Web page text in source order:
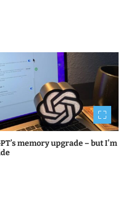
memory upgrade – but I’m